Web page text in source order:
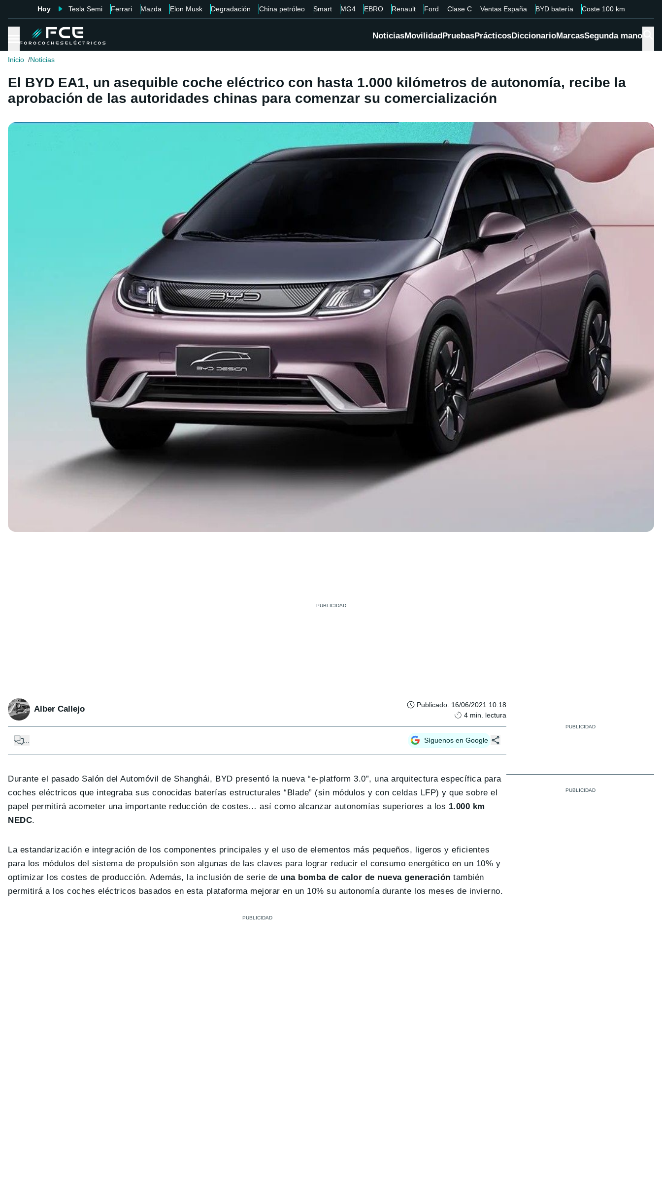
Hoy Tesla Semi Ferrari Mazda Elon Musk Degradación China petróleo Smart MG4 EBRO Renault Ford Clase C Ventas España BYD batería Coste 100 km
NoticiasMovilidadPruebasPrácticosDiccionarioMarcasSegunda mano
Inicio Noticias
El BYD EA1, un asequible coche eléctrico con hasta 1.000 kilómetros de autonomía, recibe la
aprobación de las autoridades chinas para comenzar su comercialización
Alber Callejo Publicado: 16/06/2021 10:18
4 min. lectura
Síguenos en Google
Durante el pasado Salón del Automóvil de Shanghái, BYD presentó la nueva “e-platform 3.0”, una arquitectura específica para
coches eléctricos que integraba sus conocidas baterías estructurales “Blade” (sin módulos y con celdas LFP) y que sobre el
papel permitirá acometer una importante reducción de costes… así como alcanzar autonomías superiores a los 1.000 km
NEDC.
La estandarización e integración de los componentes principales y el uso de elementos más pequeños, ligeros y eficientes
para los módulos del sistema de propulsión son algunas de las claves para lograr reducir el consumo energético en un 10% y
optimizar los costes de producción. Además, la inclusión de serie de una bomba de calor de nueva generación también
permitirá a los coches eléctricos basados en esta plataforma mejorar en un 10% su autonomía durante los meses de invierno.